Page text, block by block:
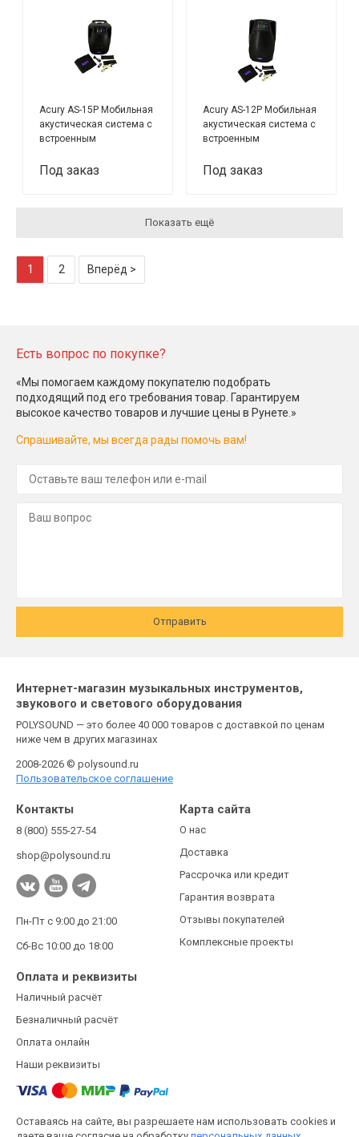
Acury AS-15P Мобильная
акустическая система с
встроенным
аккумулятором и 2
Под заказ
Acury AS-12P Мобильная
акустическая система с
встроенным
аккумулятором и 2
Под заказ
Показать ещё
1 2 Вперёд >
Есть вопрос по покупке?
«Мы помогаем каждому покупателю подобрать
подходящий под его требования товар. Гарантируем
высокое качество товаров и лучшие цены в Рунете.»
Спрашивайте, мы всегда рады помочь вам!
Отправить
Интернет-магазин музыкальных инструментов,
звукового и светового оборудования
POLYSOUND — это более 40 000 товаров с доставкой по ценам
ниже чем в других магазинах
2008-2026 © polysound.ru
Пользовательское соглашение
Контакты
8 (800) 555-27-54
shop@polysound.ru
Пн-Пт с 9:00 до 21:00
Сб-Вс 10:00 до 18:00
Карта сайта
О нас
Доставка
Рассрочка или кредит
Гарантия возврата
Отзывы покупателей
Комплексные проекты
Оплата и реквизиты
Наличный расчёт
Безналичный расчёт
Оплата онлайн
Наши реквизиты
Оставаясь на сайте, вы разрешаете нам использовать cookies и